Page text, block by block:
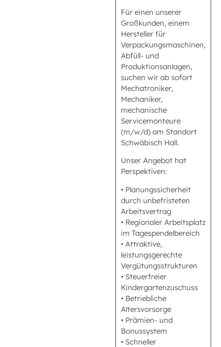
Für einen unserer
Großkunden, einem
Hersteller für
Verpackungsmaschinen,
Abfüll- und
Produktionsanlagen,
suchen wir ab sofort
Mechatroniker,
Mechaniker,
mechanische
Servicemonteure
(m/w/d) am Standort
Schwäbisch Hall.
Unser Angebot hat
Perspektiven:
• Planungssicherheit
durch unbefristeten
Arbeitsvertrag
• Regionaler Arbeitsplatz
im Tagespendelbereich
• Attraktive,
leistungsgerechte
Vergütungsstrukturen
• Steuerfreier
Kindergartenzuschuss
• Betriebliche
Altersvorsorge
• Prämien- und
Bonussystem
• Schneller